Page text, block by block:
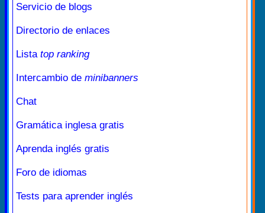
Servicio de blogs
Directorio de enlaces
Lista top ranking
Intercambio de minibanners
Chat
Gramática inglesa gratis
Aprenda inglés gratis
Foro de idiomas
Tests para aprender inglés